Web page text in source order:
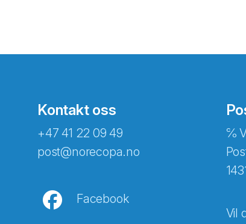
Kontakt oss
+47 41 22 09 49
post@norecopa.no
Facebook
℅
Vil